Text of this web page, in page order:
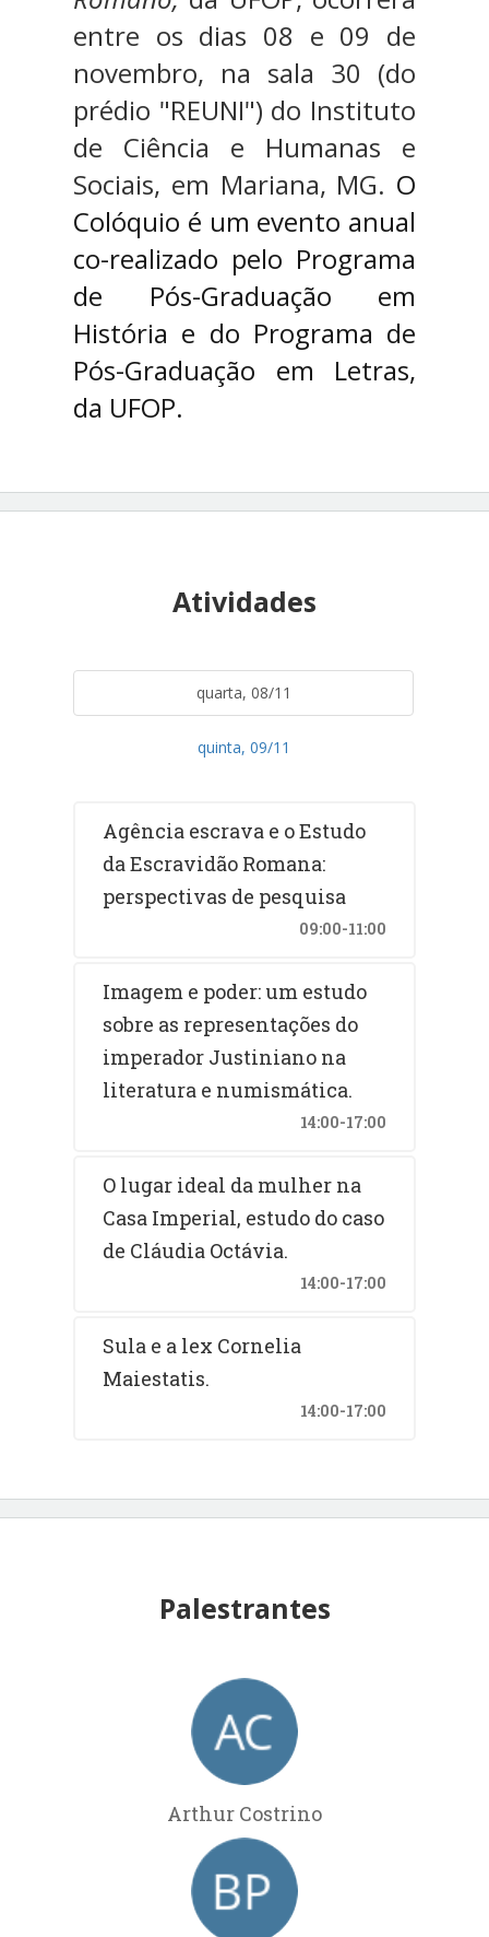
entre os dias 08 e 09 de
novembro, na sala 30 (do
prédio "REUNI") do Instituto
de Ciência e Humanas e
Sociais, em Mariana, MG. O
Colóquio é um evento anual
co-realizado pelo Programa
de Pós-Graduação em
História e do Programa de
Pós-Graduação em Letras,
da UFOP.
Atividades
quarta, 08/11
quinta, 09/11
Agência escrava e o Estudo
da Escravidão Romana:
perspectivas de pesquisa
09:00-11:00
Imagem e poder: um estudo
sobre as representações do
imperador Justiniano na
literatura e numismática.
14:00-17:00
O lugar ideal da mulher na
Casa Imperial, estudo do caso
de Cláudia Octávia.
14:00-17:00
Sula e a lex Cornelia
Maiestatis.
14:00-17:00
Palestrantes
Arthur Costrino